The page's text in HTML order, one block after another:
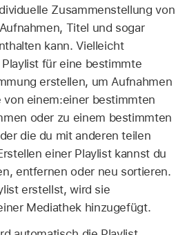
Zusammenstellung von
Titel und sogar
kann. Vielleicht
für eine bestimmte
erstellen, um Aufnahmen
von einem:einer bestimmten
oder zu einem bestimmten
die du mit anderen teilen
einer Playlist kannst du
entfernen oder neu sortieren.
erstellst, wird sie
Mediathek hinzugefügt.